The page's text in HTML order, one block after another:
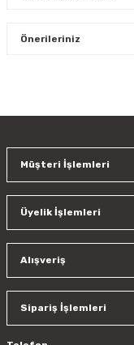
Önerileriniz
Ürün resmi kalitesiz,
Ürün bilgilerinde
Bu ürüne benzer
Müşteri İşlemleri
Üyelik İşlemleri
Alışveriş
Sipariş İşlemleri